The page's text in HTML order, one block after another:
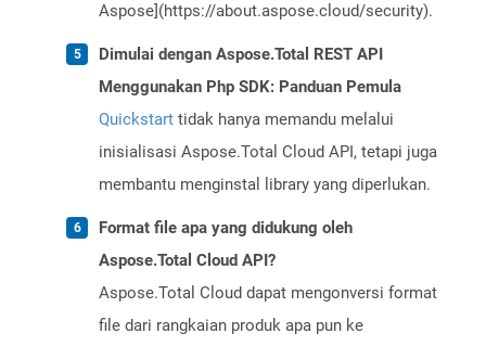
Aspose](https://about.aspose.cloud/security).
Dimulai dengan Aspose.Total REST API
Menggunakan Php SDK: Panduan Pemula
Quickstart tidak hanya memandu melalui
inisialisasi Aspose.Total Cloud API, tetapi juga
membantu menginstal library yang diperlukan.
Format file apa yang didukung oleh
Aspose.Total Cloud API?
Aspose.Total Cloud dapat mengonversi format
file dari rangkaian produk apa pun ke